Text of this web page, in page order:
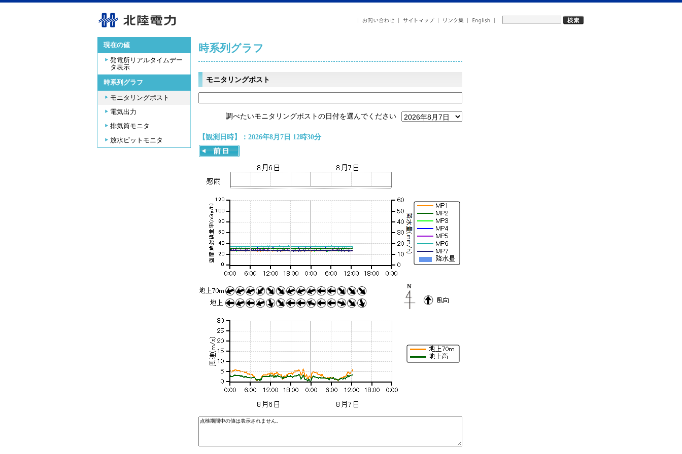
現在の値
発電所リアルタイムデー
タ表示
時系列グラフ
モニタリングポスト
電気出力
排気筒モニタ
放水ピットモニタ
時系列グラフ
モニタリングポスト
調べたいモニタリングポストの日付を選んでください
【観測日時】：2026年8月7日 12時30分